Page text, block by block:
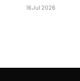
16 Jul 2026